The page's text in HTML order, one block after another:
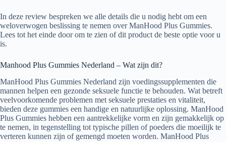
In deze review bespreken we alle details die u nodig hebt om een ​​
weloverwogen beslissing te nemen over ManHood Plus Gummies.
Lees tot het einde door om te zien of dit product de beste optie voor u
is.
Manhood Plus Gummies Nederland – Wat zijn dit?
ManHood Plus Gummies Nederland zijn voedingssupplementen die
mannen helpen een gezonde seksuele functie te behouden. Wat betreft
veelvoorkomende problemen met seksuele prestaties en vitaliteit,
bieden deze gummies een handige en natuurlijke oplossing. ManHood
Plus Gummies hebben een aantrekkelijke vorm en zijn gemakkelijk op
te nemen, in tegenstelling tot typische pillen of poeders die moeilijk te
verteren kunnen zijn of gemengd moeten worden. ManHood Plus